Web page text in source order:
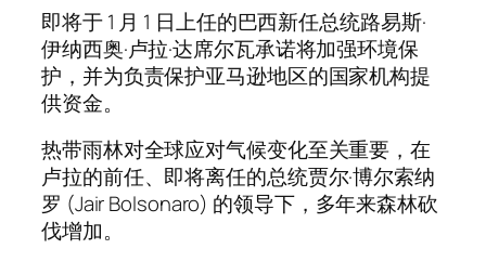
即将于 1 月 1 日上任的巴西新任总统路易斯·
伊纳西奥·卢拉·达席尔瓦承诺将加强环境保
护，并为负责保护亚马逊地区的国家机构提
供资金。
热带雨林对全球应对气候变化至关重要，在
卢拉的前任、即将离任的总统贾尔·博尔索纳
罗 (Jair Bolsonaro) 的领导下，多年来森林砍
伐增加。